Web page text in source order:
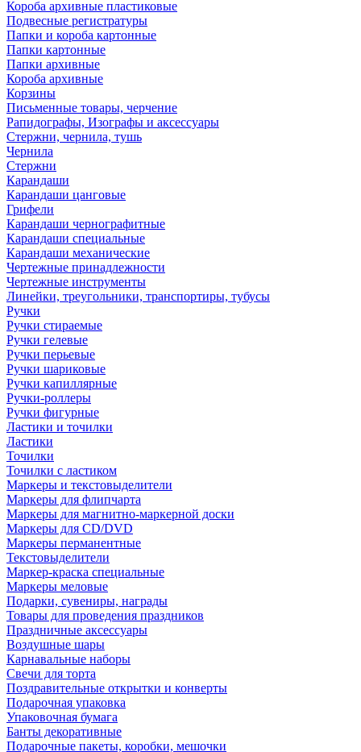
Короба архивные пластиковые
Подвесные регистратуры
Папки и короба картонные
Папки картонные
Папки архивные
Короба архивные
Корзины
Письменные товары, черчение
Рапидографы, Изографы и аксессуары
Стержни, чернила, тушь
Чернила
Стержни
Карандаши
Карандаши цанговые
Грифели
Карандаши чернографитные
Карандаши специальные
Карандаши механические
Чертежные принадлежности
Чертежные инструменты
Линейки, треугольники, транспортиры, тубусы
Ручки
Ручки стираемые
Ручки гелевые
Ручки перьевые
Ручки шариковые
Ручки капиллярные
Ручки-роллеры
Ручки фигурные
Ластики и точилки
Ластики
Точилки
Точилки с ластиком
Маркеры и текстовыделители
Маркеры для флипчарта
Маркеры для магнитно-маркерной доски
Маркеры для CD/DVD
Маркеры перманентные
Текстовыделители
Маркер-краска специальные
Маркеры меловые
Подарки, сувениры, награды
Товары для проведения праздников
Праздничные аксессуары
Воздушные шары
Карнавальные наборы
Свечи для торта
Поздравительные открытки и конверты
Подарочная упаковка
Упаковочная бумага
Банты декоративные
Подарочные пакеты, коробки, мешочки